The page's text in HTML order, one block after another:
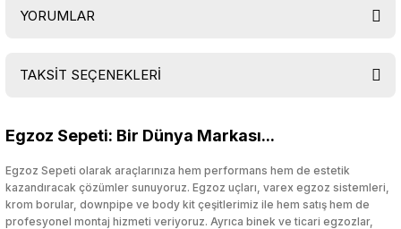
Titanyum Egzoz Sargı Bezi Yüksek Isı Koruma + SARMA İŞÇİLİĞİ HEDİYE
0.0 Puan - 0 Yorum
Titanyum Egzoz Sargı Bezi 10 Mt Yüksek Isı Koruma Özel Çırtlarıyla
YORUMLAR
TAKSİT SEÇENEKLERİ
Egzoz Sepeti: Bir Dünya Markası...
Egzoz Sepeti olarak araçlarınıza hem performans hem de estetik
kazandıracak çözümler sunuyoruz. Egzoz uçları, varex egzoz sistemleri,
krom borular, downpipe ve body kit çeşitlerimiz ile hem satış hem de
profesyonel montaj hizmeti veriyoruz. Ayrıca binek ve ticari egzozlar,